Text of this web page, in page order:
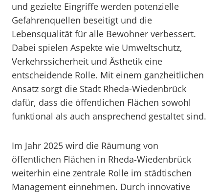
und gezielte Eingriffe werden potenzielle
Gefahrenquellen beseitigt und die
Lebensqualität für alle Bewohner verbessert.
Dabei spielen Aspekte wie Umweltschutz,
Verkehrssicherheit und Ästhetik eine
entscheidende Rolle. Mit einem ganzheitlichen
Ansatz sorgt die Stadt Rheda-Wiedenbrück
dafür, dass die öffentlichen Flächen sowohl
funktional als auch ansprechend gestaltet sind.
Im Jahr 2025 wird die Räumung von
öffentlichen Flächen in Rheda-Wiedenbrück
weiterhin eine zentrale Rolle im städtischen
Management einnehmen. Durch innovative